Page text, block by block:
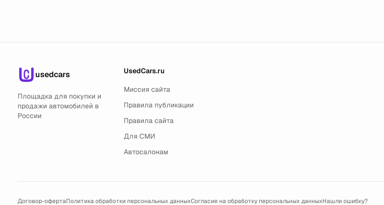
usedcars
Площадка для покупки и
продажи автомобилей в
России
UsedCars.ru
Миссия сайта
Правила публикации
Правила сайта
Для СМИ
Автосалонам
Договор-офертаПолитика обработки персональных данныхСогласие на обработку персональных данныхНашли ошибку?